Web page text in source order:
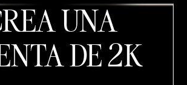
UNA
DE 2K